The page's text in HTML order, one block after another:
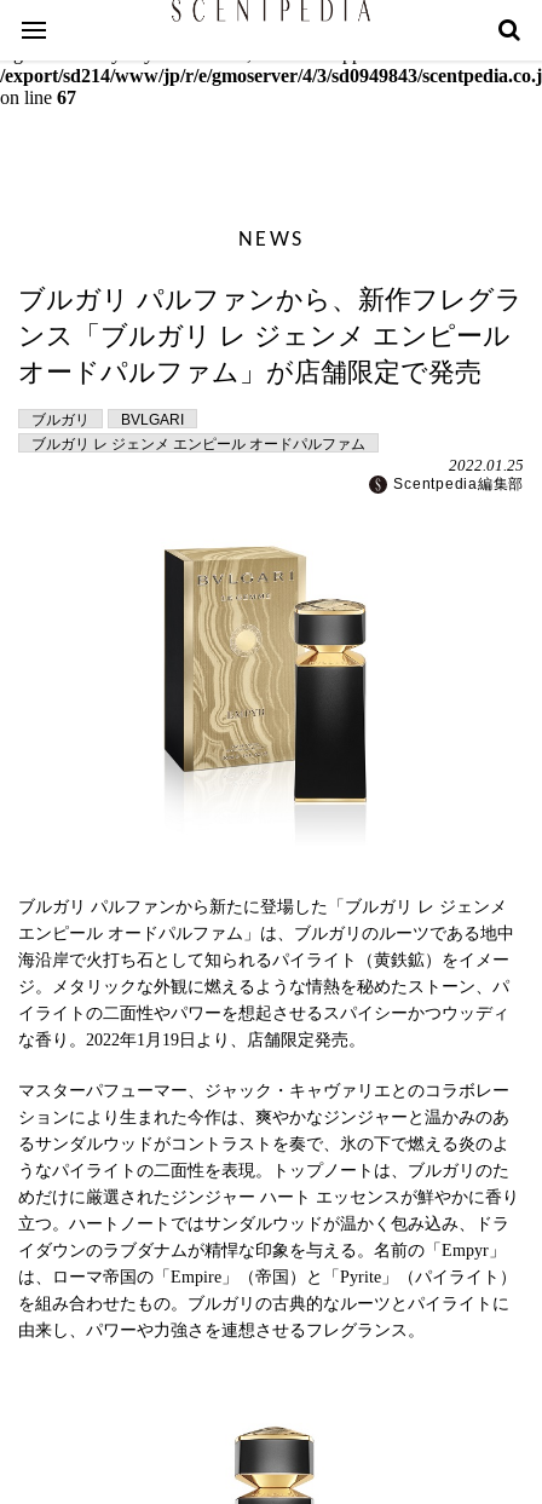
Warning
: mcrypt_decrypt(): Key of size 18 not supported by this
/export/sd214/www/jp/r/e/gmoserver/4/3/sd0949843/
on line 67
NEWS
ブルガリ パルファンから、新作フレグラ
ンス「ブルガリ レ ジェンメ エンピール
オードパルファム」が店舗限定で発売
ブルガリ
BVLGARI
ブルガリ レ ジェンメ エンピール オードパルファム
2022.01.25
Scentpedia編集部
ブルガリ パルファンから新たに登場した「ブルガリ レ ジェンメ
エンピール オードパルファム」は、ブルガリのルーツである地中
海沿岸で火打ち石として知られるパイライト（黄鉄鉱）をイメー
ジ。メタリックな外観に燃えるような情熱を秘めたストーン、パ
イライトの二面性やパワーを想起させるスパイシーかつウッディ
な香り。2022年1月19日より、店舗限定発売。
マスターパフューマー、ジャック・キャヴァリエとのコラボレー
ションにより生まれた今作は、爽やかなジンジャーと温かみのあ
るサンダルウッドがコントラストを奏で、氷の下で燃える炎のよ
うなパイライトの二面性を表現。トップノートは、ブルガリのた
めだけに厳選されたジンジャー ハート エッセンスが鮮やかに香り
立つ。ハートノートではサンダルウッドが温かく包み込み、ドラ
イダウンのラブダナムが精悍な印象を与える。名前の「Empyr」
は、ローマ帝国の「Empire」（帝国）と「Pyrite」（パイライト）
を組み合わせたもの。ブルガリの古典的なルーツとパイライトに
由来し、パワーや力強さを連想させるフレグランス。